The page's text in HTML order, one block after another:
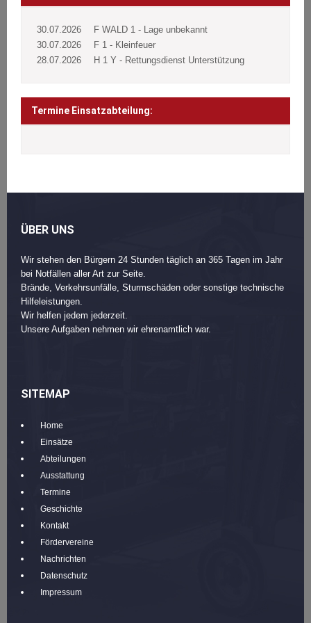
30.07.2026
F WALD 1 - Lage unbekannt
30.07.2026
F 1 - Kleinfeuer
28.07.2026
H 1 Y - Rettungsdienst Unterstützung
Termine Einsatzabteilung:
ÜBER UNS
Wir stehen den Bürgern 24 Stunden täglich an 365 Tagen im Jahr
bei Notfällen aller Art zur Seite.
Brände, Verkehrsunfälle, Sturmschäden oder sonstige technische
Hilfeleistungen.
Wir helfen jedem jederzeit.
Unsere Aufgaben nehmen wir ehrenamtlich war.
SITEMAP
Home
Einsätze
Abteilungen
Ausstattung
Termine
Geschichte
Kontakt
Fördervereine
Nachrichten
Datenschutz
Impressum